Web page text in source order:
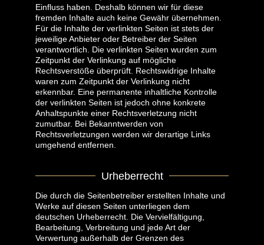
Einfluss haben. Deshalb können wir für diese
fremden Inhalte auch keine Gewähr übernehmen.
Für die Inhalte der verlinkten Seiten ist stets der
jeweilige Anbieter oder Betreiber der Seiten
verantwortlich. Die verlinkten Seiten wurden zum
Zeitpunkt der Verlinkung auf mögliche
Rechtsverstöße überprüft. Rechtswidrige Inhalte
waren zum Zeitpunkt der Verlinkung nicht
erkennbar. Eine permanente inhaltliche Kontrolle
der verlinkten Seiten ist jedoch ohne konkrete
Anhaltspunkte einer Rechtsverletzung nicht
zumutbar. Bei Bekanntwerden von
Rechtsverletzungen werden wir derartige Links
umgehend entfernen.
Urheberrecht
Die durch die Seitenbetreiber erstellten Inhalte und
Werke auf diesen Seiten unterliegen dem
deutschen Urheberrecht. Die Vervielfältigung,
Bearbeitung, Verbreitung und jede Art der
Verwertung außerhalb der Grenzen des